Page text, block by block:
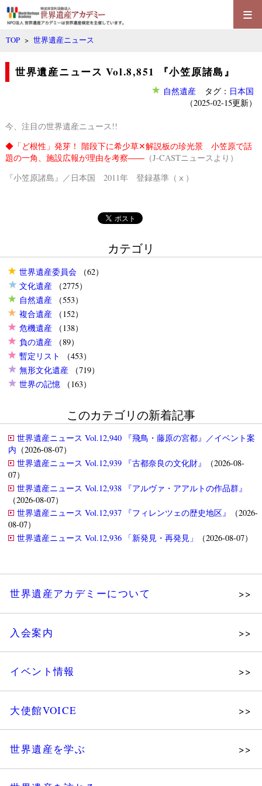
≡
TOP >世界遺産ニュース
世界遺産ニュース Vol.8,851 『小笠原諸島』
自然遺産タグ： 日本国
（2025-02-15更新）
今、注目の世界遺産ニュース!!
◆「ど根性」発芽！ 階段下に希少草✕解説板の珍光景 小笠原で話
題の一角、施設広報が理由を考察――（J-CASTニュースより）
『小笠原諸島』／日本国 2011年 登録基準（ⅹ）
カテゴリ
世界遺産委員会（62）
文化遺産（2775）
自然遺産（553）
複合遺産（152）
危機遺産（138）
負の遺産（89）
暫定リスト
（453）
無形文化遺産（719）
世界の記憶（163）
このカテゴリの新着記事
世界遺産ニュース Vol.12,940 『飛鳥・藤原の宮都』／イベント案
内 （2026-08-07）
世界遺産ニュース Vol.12,939 『古都奈良の文化財』
（2026-08-
07）
世界遺産ニュース Vol.12,938 『アルヴァ・アアルトの作品群』
（2026-08-07）
世界遺産ニュース Vol.12,937 『フィレンツェの歴史地区』
（2026-
08-07）
世界遺産ニュース Vol.12,936 「新発見・再発見」
（2026-08-07）
世界遺産アカデミーについて
組織図・役員
法人会員・協賛団体／公認団体
入会案内
イベント情報
展示会
ツアー情報
大使館VOICE
世界遺産を学ぶ